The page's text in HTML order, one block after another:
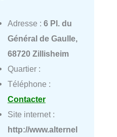
Adresse : 6 Pl. du
Général de Gaulle,
68720 Zillisheim
Quartier :
Téléphone :
Contacter
Site internet :
http://www.alternel